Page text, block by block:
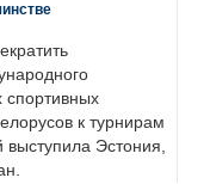
спортивных
к турнирам
выступила Эстония,